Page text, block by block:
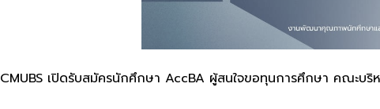
CMUBS เปิดรับสมัครนักศึกษา AccBA ผู้สนใจขอทุนการศึกษา คณะบ